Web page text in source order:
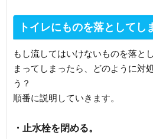
トイレにものを落としてし
もし流してはいけないものを落と
まってしまったら、どのように対
う？
順番に説明していきます。
・止水栓を閉める。